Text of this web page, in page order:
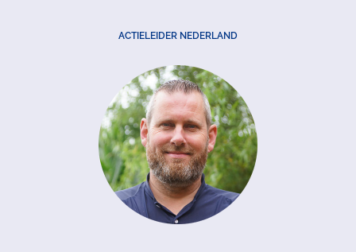
ACTIELEIDER NEDERLAND